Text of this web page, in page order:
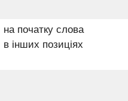
на початку слова
в інших позиціях